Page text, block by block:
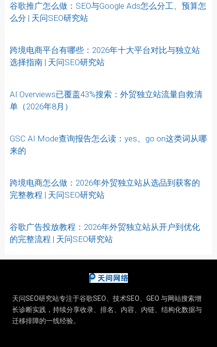
谷歌推广怎么做：SEO与Google Ads怎么分工、预算怎
么分 | 天问SEO研究站
跨境电商平台有哪些：2026年十大平台对比与独立站
选择指南 | 天问SEO研究站
AI Overviews已覆盖43%搜索：外贸独立站流量自救清
单（2026年8月）
GSC AI Mode查询报告怎么读：yes、go on这类词从哪
来的
跨境电商怎么做：2026年外贸独立站从选品到获客的
完整教程 | 天问SEO研究站
谷歌广告投放教程：2026年外贸独立站从开户到优化
的完整流程 | 天问SEO研究站
天问SEO研究站专注于谷歌SEO、技术SEO、GEO 与网站搜索增
长诊断实践，持续分享收录、排名、内容、内链、结构化数据与
迁移排障的一线经验。